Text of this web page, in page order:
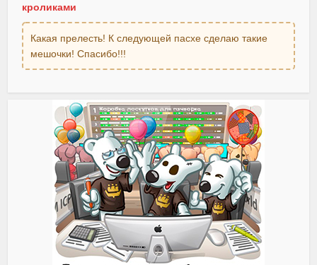
кроликами
Какая прелесть! К следующей пасхе сделаю такие
мешочки! Спасибо!!!